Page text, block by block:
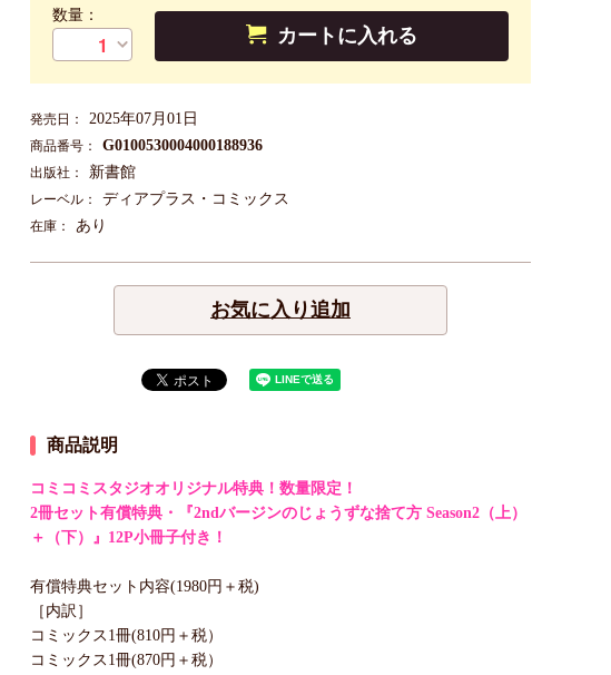
数量：
カートに入れる
発売日： 2025年07月01日
商品番号： G0100530004000188936
出版社： 新書館
レーベル： ディアプラス・コミックス
在庫： あり
お気に入り追加
商品説明
コミコミスタジオオリジナル特典！数量限定！
2冊セット有償特典・『2ndバージンのじょうずな捨て方 Season2（上）
＋（下）』12P小冊子付き！
有償特典セット内容(1980円＋税)
［内訳］
コミックス1冊(810円＋税）
コミックス1冊(870円＋税）